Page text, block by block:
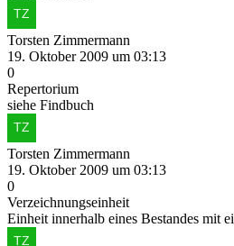
Torsten Zimmermann
19. Oktober 2009 um 03:13
0
Repertorium
siehe Findbuch
Torsten Zimmermann
19. Oktober 2009 um 03:13
0
Verzeichnungseinheit
Einheit innerhalb eines Bestandes mit